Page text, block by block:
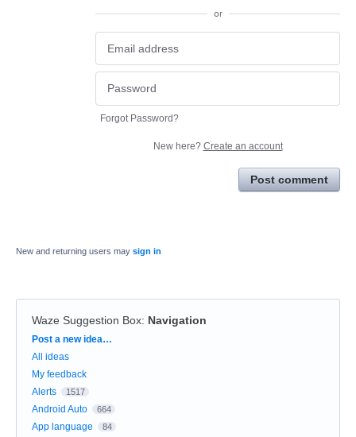
or
Forgot Password?
New here? Create an account
Post comment
New and returning users may sign in
Waze Suggestion Box: Navigation
Categories
Post a new idea…
All ideas
My feedback
Alerts
1517
Android Auto 664
App language 84